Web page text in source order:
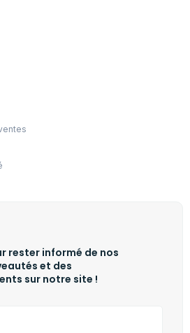
rester informé de nos
et des
sur notre site !